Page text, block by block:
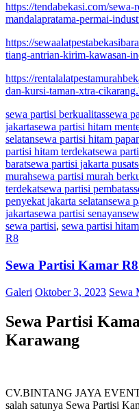
https://tendabekasi.com/
mandalapratama-permai-
https://
tiang-antrian-kirim-kawasan-
https://
dan-kursi-taman-xtra-
sewa partisi berkualitassewa
jakartasewa partisi hitam
selatansewa partisi hitam
partisi hitam terdekatsewa
baratsewa partisi jakarta pusat
murahsewa partisi murah
terdekatsewa partisi pembatas
penyekat jakarta selatansewa
jakartasewa partisi senayan
sewa partisi, sewa partisi hitam
R8
Sewa Partisi Kamar
Galeri Oktober 3, 2023 Sewa
Sewa Partisi
Karawang
CV.BINTANG JAYA EVENT
salah satunya Sewa Partisi